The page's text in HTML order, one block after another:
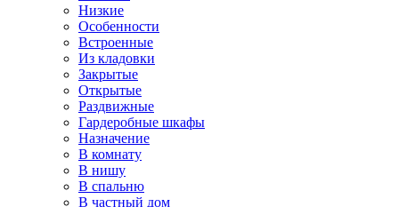
Низкие
Особенности
Встроенные
Из кладовки
Закрытые
Открытые
Раздвижные
Гардеробные шкафы
Назначение
В комнату
В нишу
В спальню
В частный дом